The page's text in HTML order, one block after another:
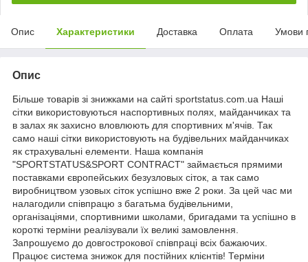
Опис Характеристики Доставка Оплата Умови
Опис
Більше товарів зі знижками на сайті sportstatus.com.ua Наші
сітки використовуються наспортивных полях, майданчиках та
в залах як захисно вловлюють для спортивних м'ячів. Так
само наші сітки використовують на будівельних майданчиках
як страхувальні елементи. Наша компанія
"SPORTSTATUS&SPORT CONTRACT" займається прямими
поставками європейських безузловых сіток, а так само
виробництвом узовых сіток успішно вже 2 роки. За цей час ми
налагодили співпрацю з багатьма будівельними,
організаціями, спортивними школами, бригадами та успішно в
короткі терміни реалізували їх великі замовлення.
Запрошуємо до довгострокової співпраці всіх бажаючих.
Працює система знижок для постійних клієнтів! Терміни